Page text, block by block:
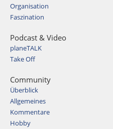
Organisation
Faszination
Podcast & Video
planeTALK
Take Off
Community
Überblick
Allgemeines
Kommentare
Hobby